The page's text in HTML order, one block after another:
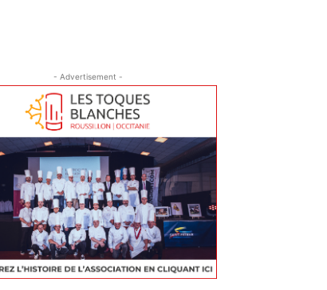
- Advertisement -